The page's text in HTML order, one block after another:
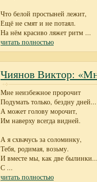
Что белой простыней лежит,
Ещё не смят и не потаял.
На нём красиво ляжет ритм ...
читать полностью
Чиянов Виктор:
Мне неизбежное пророчит
Подумать только, бездну дней...
А может голову морочит,
Им наверху всегда видней.
А я схвачусь за соломинку,
Тебя, родимая, возьму.
И вместе мы, как две
С ...
читать полностью